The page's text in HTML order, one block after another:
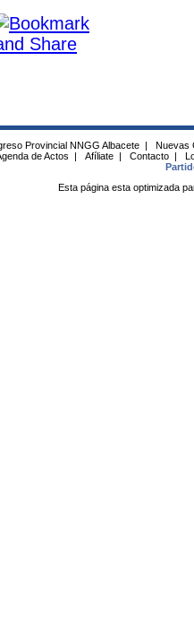
Provincial NNGG Albacete |
Nuevas
de Actos | Afíliate | Contacto |
Esta página esta optimizada